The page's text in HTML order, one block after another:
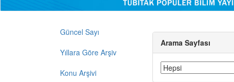
Güncel Sayı
Yıllara Göre Arşiv
Konu Arşivi
Arama Sayfası